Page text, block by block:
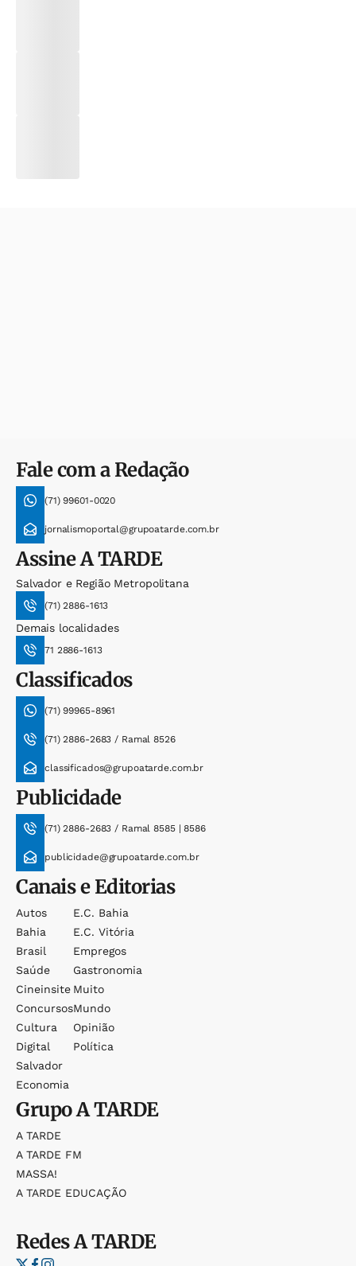
Fale com a Redação
(71) 99601-0020
jornalismoportal@grupoatarde.com.br
AssineA TARDE
Salvador e Região Metropolitana
(71) 2886-1613
Demais localidades
71 2886-1613
Classificados
(71) 99965-8961
(71) 2886-2683 / Ramal 8526
classificados@grupoatarde.com.br
Publicidade
(71) 2886-2683 / Ramal 8585 | 8586
publicidade@grupoatarde.com.br
Canais e Editorias
Autos
Bahia
Brasil
Saúde
Cineinsite
Concursos
Cultura
Digital
Salvador
Economia
E.c. Bahia
E.c. Vitória
Empregos
Gastronomia
Muito
Mundo
Opinião
Política
GrupoA TARDE
A TARDE
A TARDE FM
MASSA!
A TARDE EDUCAÇÃO
RedesA TARDE